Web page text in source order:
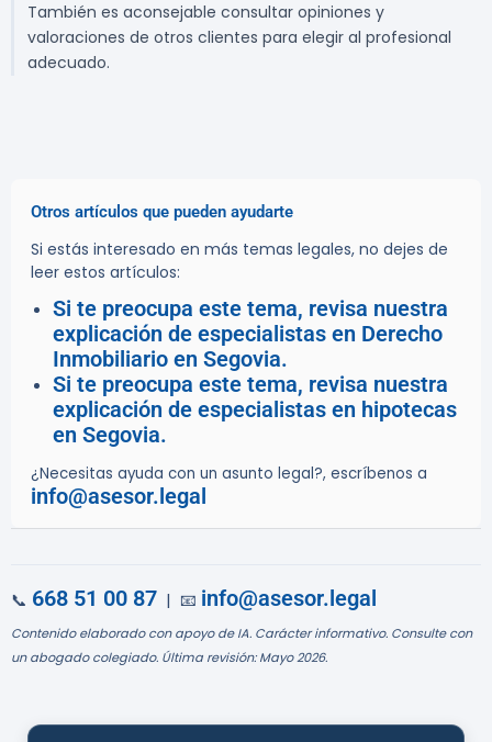
También es aconsejable consultar opiniones y
valoraciones de otros clientes para elegir al profesional
adecuado.
Otros artículos que pueden ayudarte
Si estás interesado en más temas legales, no dejes de
leer estos artículos:
Si te preocupa este tema, revisa nuestra
explicación de especialistas en Derecho
Inmobiliario en Segovia.
Si te preocupa este tema, revisa nuestra
explicación de especialistas en hipotecas
en Segovia.
¿Necesitas ayuda con un asunto legal?, escríbenos a
info@asesor.legal
📞 668 51 00 87 | 📧 info@asesor.legal
Contenido elaborado con apoyo de IA. Carácter informativo. Consulte con
un abogado colegiado. Última revisión: Mayo 2026.